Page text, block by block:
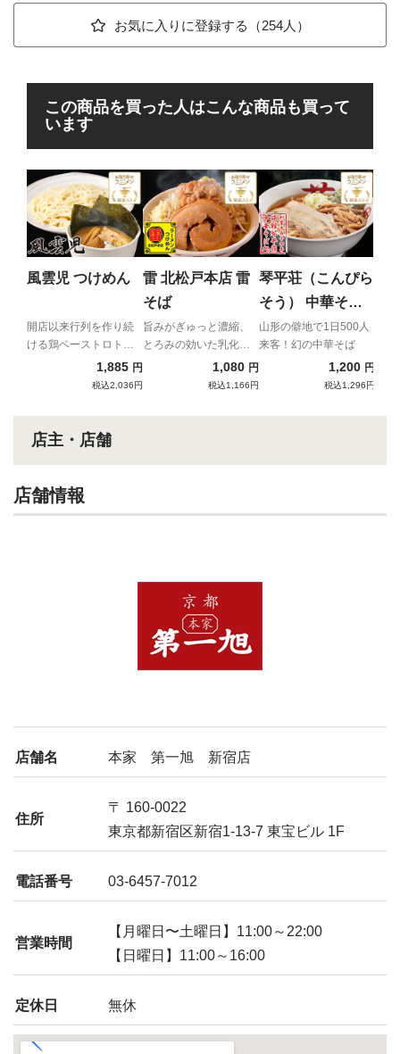
お気に入りに登録する（254人）
この商品を買った人はこんな商品も買って
います
風雲児 つけめん
開店以来行列を作り続
ける鶏ベーストロトロ
1,885 円
税込2,036円
雷 北松戸本店 雷
そば
旨みがぎゅっと濃縮、
とろみの効いた乳化ス
ープと自家製極太麺の
強烈濃厚コンビネーシ
1,080 円
税込1,166円
琴平荘（こんぴら
そう） 中華そば
（あっさり）
山形の僻地で1日500人
来客！幻の中華そば
1,200 円
税込1,296円
店主・店舗
店舗情報
店舗名 本家 第一旭 新宿店
住所
〒 160-0022
東京都新宿区新宿1-13-7 東宝ビル 1F
電話番号 03-6457-7012
営業時間
【月曜日〜土曜日】11:00～22:00
【日曜日】11:00～16:00
定休日 無休